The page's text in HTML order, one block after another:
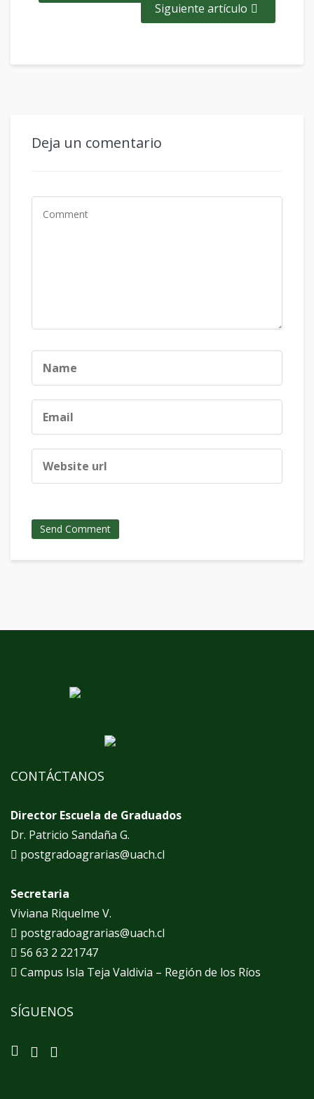
Siguiente artículo
Deja un comentario
CONTÁCTANOS
Director Escuela de Graduados
Dr. Patricio Sandaña G.
postgradoagrarias@uach.cl
Secretaria
Viviana Riquelme V.
postgradoagrarias@uach.cl
56 63 2 221747
Campus Isla Teja Valdivia – Región de los Ríos
SÍGUENOS